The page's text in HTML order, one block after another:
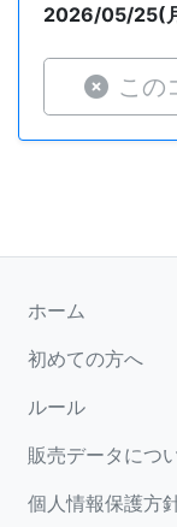
2026/05/25(
この
ホーム
初めての方へ
ルール
販売データにつ
個人情報保護方